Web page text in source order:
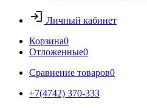
Личный кабинет
Корзина0
Отложенные0
Сравнение товаров0
+7(4742) 370-333